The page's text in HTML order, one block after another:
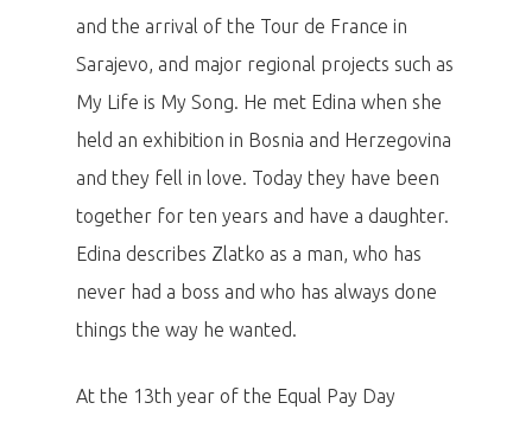
and the arrival of the Tour de France in
Sarajevo, and major regional projects such as
My Life is My Song. He met Edina when she
held an exhibition in Bosnia and Herzegovina
and they fell in love. Today they have been
together for ten years and have a daughter.
Edina describes Zlatko as a man, who has
never had a boss and who has always done
things the way he wanted.
At the 13th year of the Equal Pay Day